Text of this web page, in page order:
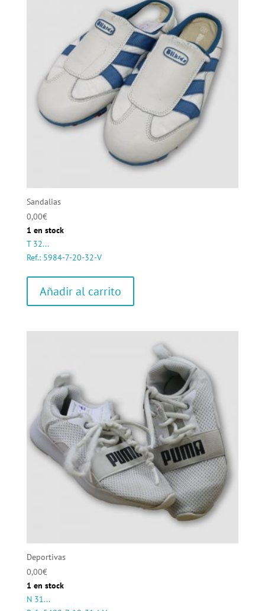
Sandalias
0,00€
1 en stock
T 32...
Ref.: 5984-7-20-32-V
Añadir al carrito
Deportivas
0,00€
1 en stock
N 31...